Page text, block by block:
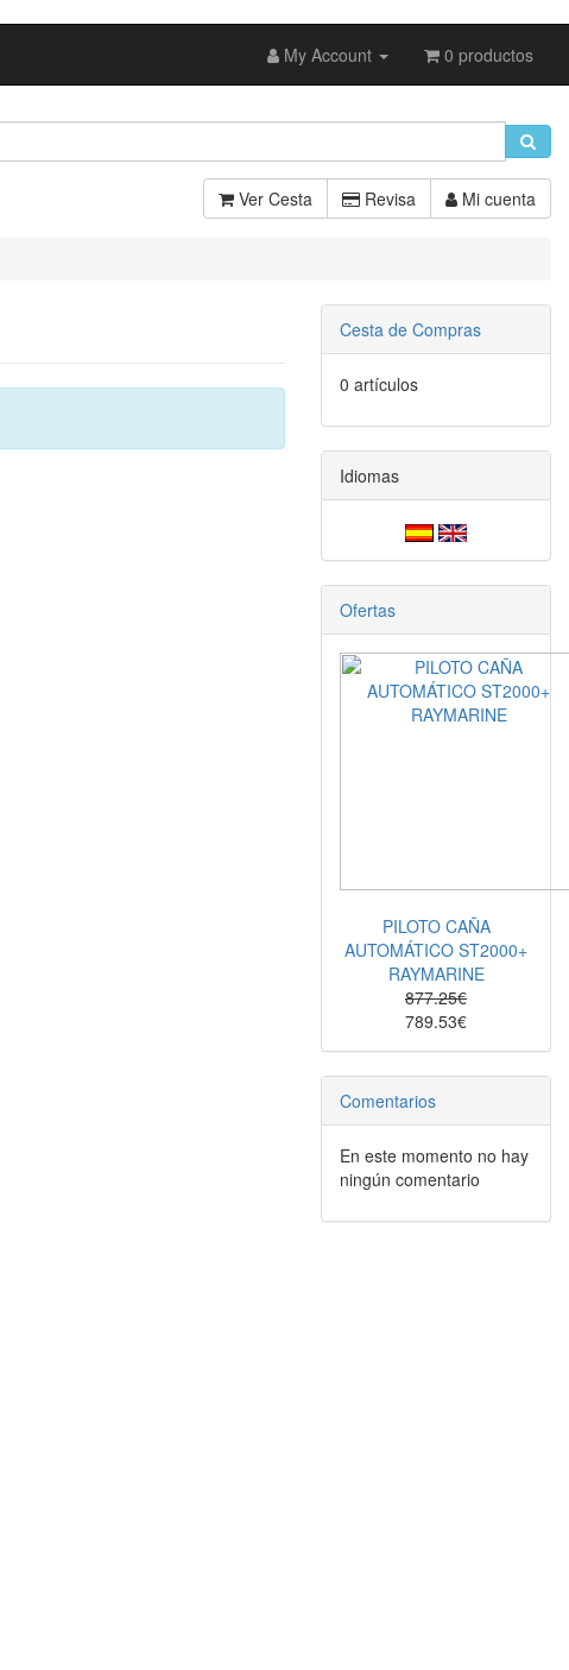
My Account 0 productos
Ver Cesta Revisa Mi cuenta
Cesta de Compras
0 artículos
Idiomas
Ofertas
PILOTO CAÑA
AUTOMÁTICO ST2000+
RAYMARINE
877.25€
789.53€
Comentarios
En este momento no hay
ningún comentario